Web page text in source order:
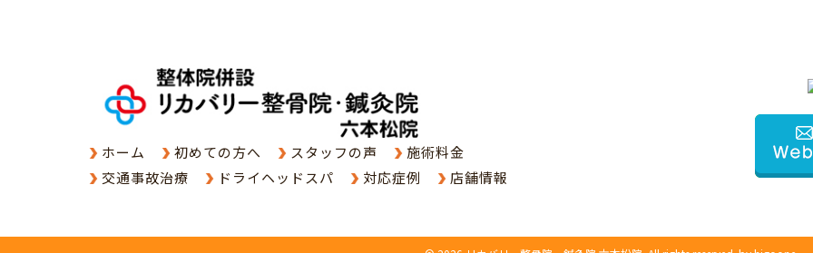
ホーム 初めての方へ スタッフの声
施術料金
交通事故治療
ドライヘッドスパ 対応症例 店舗情報